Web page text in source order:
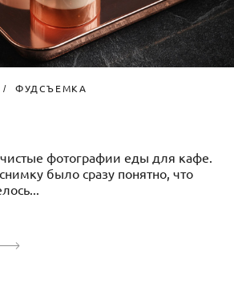
ФУДСЪЕМКА
фотографии еды для кафе.
было сразу понятно, что